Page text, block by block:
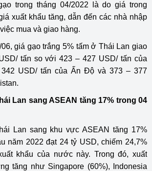
trong tháng 04/2022 là do giá trong
xuất khẩu tăng, dẫn đến các nhà nhập
mua và giao hàng.
giá gạo trắng 5% tấm ở Thái Lan giao
tấn so với 423 – 427 USD/ tấn của
USD/ tấn của Ấn Độ và 373 – 377
Lan sang ASEAN tăng 17% trong 04
Lan sang khu vực ASEAN tăng 17%
năm 2022 đạt 24 tỷ USD, chiếm 24,7%
khẩu của nước này. Trong đó, xuất
tăng như Singapore (60%), Indonesia